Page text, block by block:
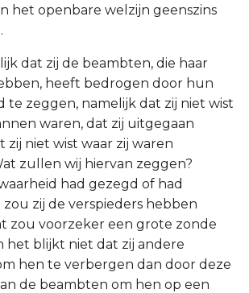
het openbare welzijn geenszins
dat zij de beambten, die haar
heeft bedrogen door hun
te zeggen, namelijk dat zij niet wist
waren, dat zij uitgegaan
zij niet wist waar zij waren
zullen wij hiervan zeggen?
had gezegd of had
zij de verspieders hebben
zou voorzeker een grote zonde
het blijkt niet dat zij andere
hen te verbergen dan door deze
de beambten om hen op een